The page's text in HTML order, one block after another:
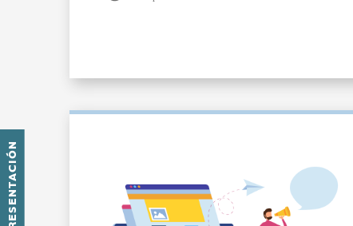
PRESENTACIÓN